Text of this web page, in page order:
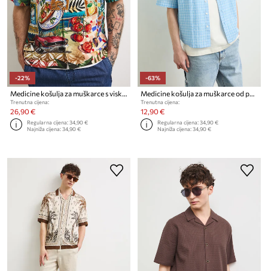
-22%
Medicine košulja za muškarce s viskozom
Trenutna cijena:
26,90 €
Regularna cijena:34,90 €
Najniža cijena:34,90 €
-63%
Medicine košulja za muškarce od pamuka s elastanom
Trenutna cijena:
12,90 €
Regularna cijena:34,90 €
Najniža cijena:34,90 €